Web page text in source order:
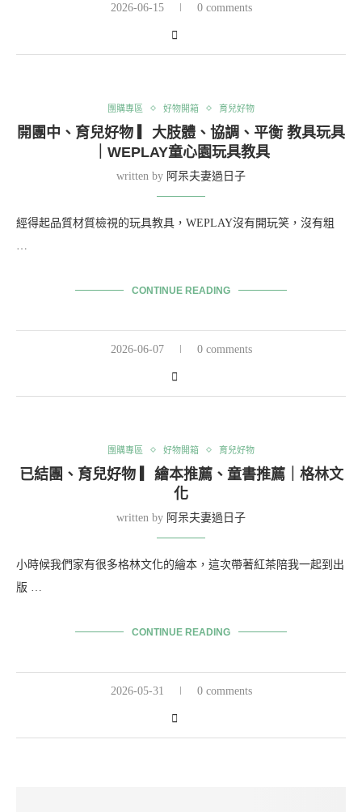
2026-06-15 0 comments
團購專區 好物開箱 育兒好物
開團中、育兒好物 ▎大肢體、協調、平衡 教具玩具
｜WEPLAY童心園玩具教具
written by 阿呆夫妻過日子
經得起品質材質檢視的玩具教具，WEPLAY沒有開玩笑，沒有粗
CONTINUE READING
2026-06-07 0 comments
團購專區 好物開箱 育兒好物
已結團、育兒好物 ▎繪本推薦、童書推薦｜格林文
化
written by 阿呆夫妻過日子
小時候我們家有很多格林文化的繪本，這次帶著紅茶陪我一起到出
版 …
CONTINUE READING
2026-05-31 0 comments